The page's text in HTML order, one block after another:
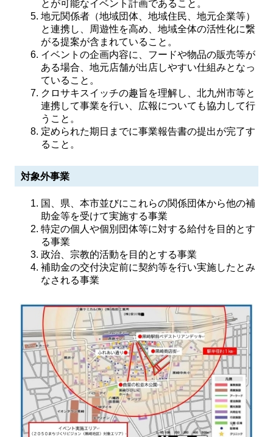
とが可能なイベント計画であること。
地元関係者（地域団体、地域住民、地元企業等）
と連携し、周遊性を高め、地域全体の活性化に繋
がる提案が含まれていること。
イベントの企画内容に、フードや物品の販売等が
ある場合、地元店舗が出店しやすい仕組みとなっ
ていること。
クロサキスイッチの趣旨を理解し、北九州市等と
連携して事業を行い、広報についても協力して行
うこと。
定められた期日までに事業報告書の提出が完了す
ること。
対象外事業
国、県、本市並びにこれらの関係団体から他の補
助金等を受けて実施する事業
特定の個人や個別団体等に対する給付を目的とす
る事業
政治、宗教的活動を目的とする事業
補助金の交付決定前に契約等を行い実施したとみ
なされる事業